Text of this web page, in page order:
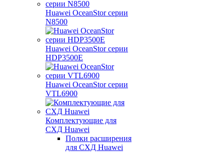
Huawei OceanStor серии
N8500
Huawei OceanStor серии
HDP3500E
Huawei OceanStor серии
VTL6900
Комплектующие для
СХД Huawei
Полки расширения
для СХД Huawei